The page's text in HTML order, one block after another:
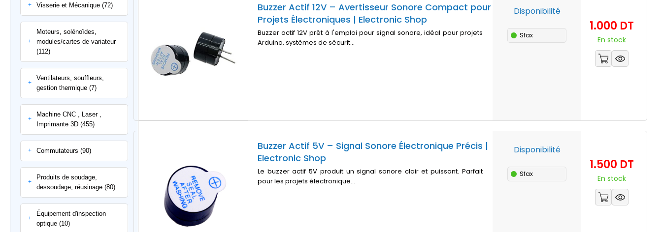
+ Visserie et Mécanique (72)
+
Moteurs, solénoïdes,
modules/cartes de variateur
(112)
+
Ventilateurs, souffleurs,
gestion thermique (7)
+
Machine CNC , Laser ,
Imprimante 3D (455)
+ Commutateurs (90)
+
Produits de soudage,
dessoudage, réusinage (80)
+
Équipement d'inspection
optique (10)
Buzzer Actif 12V – Avertisseur Sonore Compact pour
Projets Électroniques | Electronic Shop
Buzzer actif 12V prêt à l'emploi pour signal sonore, idéal pour projets
Arduino, systèmes de sécurit...
Disponibilité
Sfax
1.000 DTPrix
En stock
Buzzer Actif 5V – Signal Sonore Électronique Précis |
Electronic Shop
Le buzzer actif 5V produit un signal sonore clair et puissant. Parfait
pour les projets électronique...
Disponibilité
Sfax
1.500 DTPrix
En stock